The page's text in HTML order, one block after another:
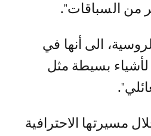
من السباقات".
الى أنها في
بسيطة مثل
مسيرتها الاحترافية